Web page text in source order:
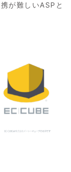
が難しいASPと